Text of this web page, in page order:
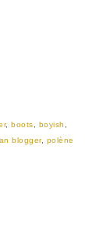
, boots boyish
blogger, polène